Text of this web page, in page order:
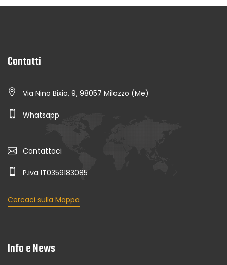
Contatti
Via Nino Bixio, 9, 98057 Milazzo (Me)
Whatsapp
Contattaci
P.iva IT0359183085
Cercaci sulla Mappa
Info e News